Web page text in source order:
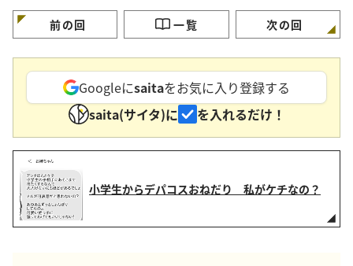
3つ」
前の回 一覧 次の回
Googleにsaitaをお気に入り登録する
saita(サイタ)に
を入れるだけ！
小学生からデパコスおねだり 私がケチなの？